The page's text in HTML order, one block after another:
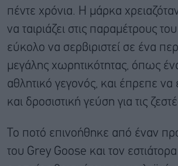
πέντε χρόνια. Η μάρκα
να ταιριάζει στις παραμέτρους
εύκολο να σερβιριστεί σε ένα
μεγάλης χωρητικότητας, όπως
αθλητικό γεγονός, και έπρεπε να
και δροσιστική γεύση για τις
Το ποτό επινοήθηκε από έναν
του Grey Goose και τον